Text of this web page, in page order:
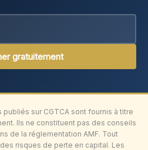
gratuitement
publiés sur CGTCA sont fournis à titre
Ils ne constituent pas des conseils
de la réglementation AMF. Tout
risques de perte en capital. Les